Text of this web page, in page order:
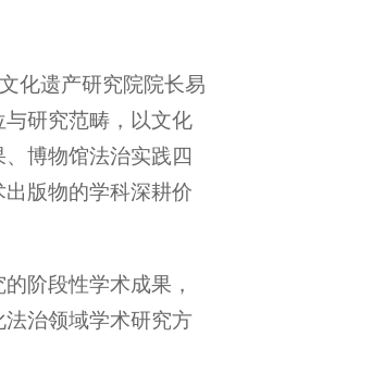
化遗产研究院院长易
研究范畴，以文化
博物馆法治实践四
版物的学科深耕价
阶段性学术成果，
治领域学术研究方